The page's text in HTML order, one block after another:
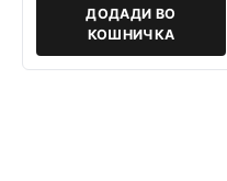
ДОДАДИ ВО
КОШНИЧКА